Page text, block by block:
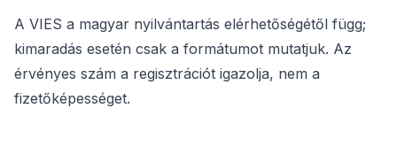
A VIES a magyar nyilvántartás elérhetőségétől függ;
kimaradás esetén csak a formátumot mutatjuk. Az
érvényes szám a regisztrációt igazolja, nem a
fizetőképességet.